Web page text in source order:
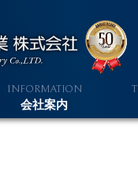
I NFORMATION
会社案内
T